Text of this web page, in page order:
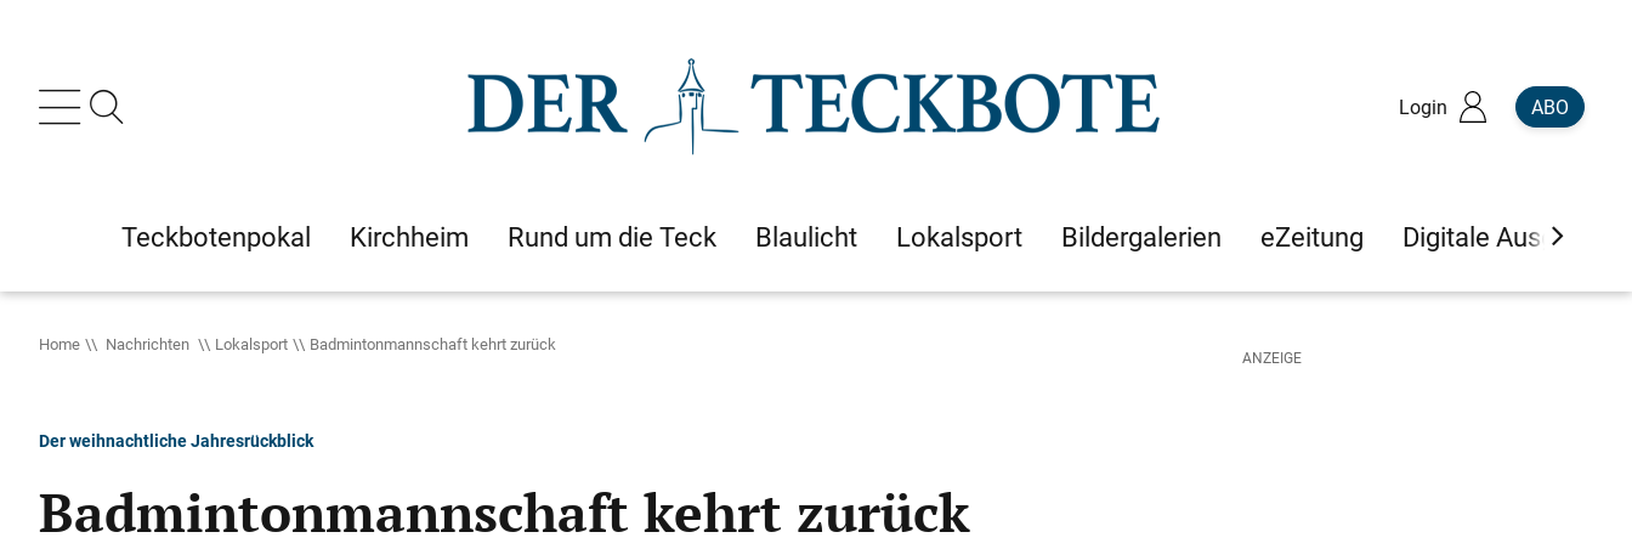
Login ABO
Teckbotenpokal Kirchheim Rund um die Teck Blaulicht Lokalsport Bildergalerien eZeitung Digitale Ausgaben
Home Nachrichten Lokalsport Badmintonmannschaft kehrt zurück
Der weihnachtliche Jahresrückblick
Badmintonmannschaft kehrt zurück